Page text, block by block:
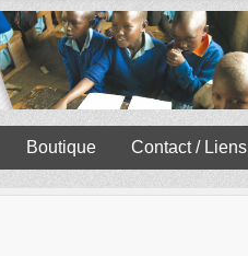
Boutique Contact / Liens